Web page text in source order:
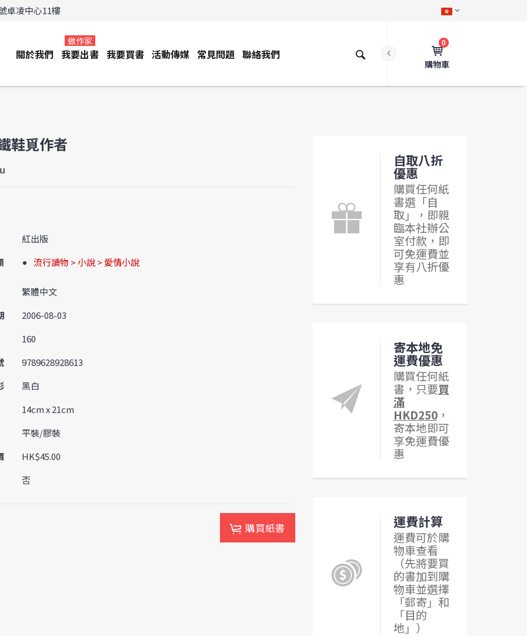
卓凌中心11樓
0
購物車
關於我們 我要出書
做作家
我要買書 活動傳媒 常見問題 聯絡我們
鞋覓作者
紅出版
流行讀物 > 小說 > 愛情小說
繁體中文
2006-08-03
160
9789628928613
黑白
14cm x 21cm
平裝/膠裝
HK$45.00
否
購買紙書
自取八折
優惠
購買任何紙
書選「自
取」，即親
臨本社辦公
室付款，即
可免運費並
享有八折優
惠
寄本地免
運費優惠
購買任何紙
書，只要買
滿
HKD250，
寄本地即可
享免運費優
惠
運費計算
運費可於購
物車查看
（先將要買
的書加到購
物車並選擇
「郵寄」和
「目的
地」）